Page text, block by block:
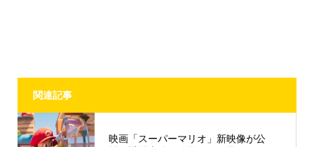
関連記事
映画「スーパーマリオ」新映像が公